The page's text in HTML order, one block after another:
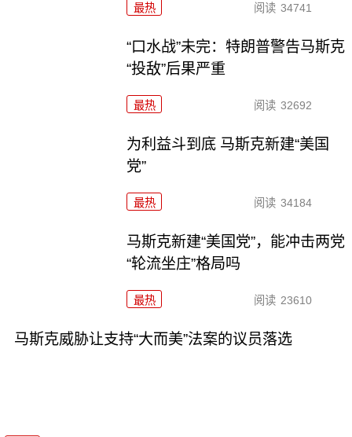
最热 阅读 34741
“口水战”未完：特朗普警告马斯克
“投敌”后果严重
最热 阅读 32692
为利益斗到底 马斯克新建“美国
党”
最热 阅读 34184
马斯克新建“美国党”，能冲击两党
“轮流坐庄”格局吗
最热 阅读 23610
马斯克威胁让支持“大而美”法案的议员落选